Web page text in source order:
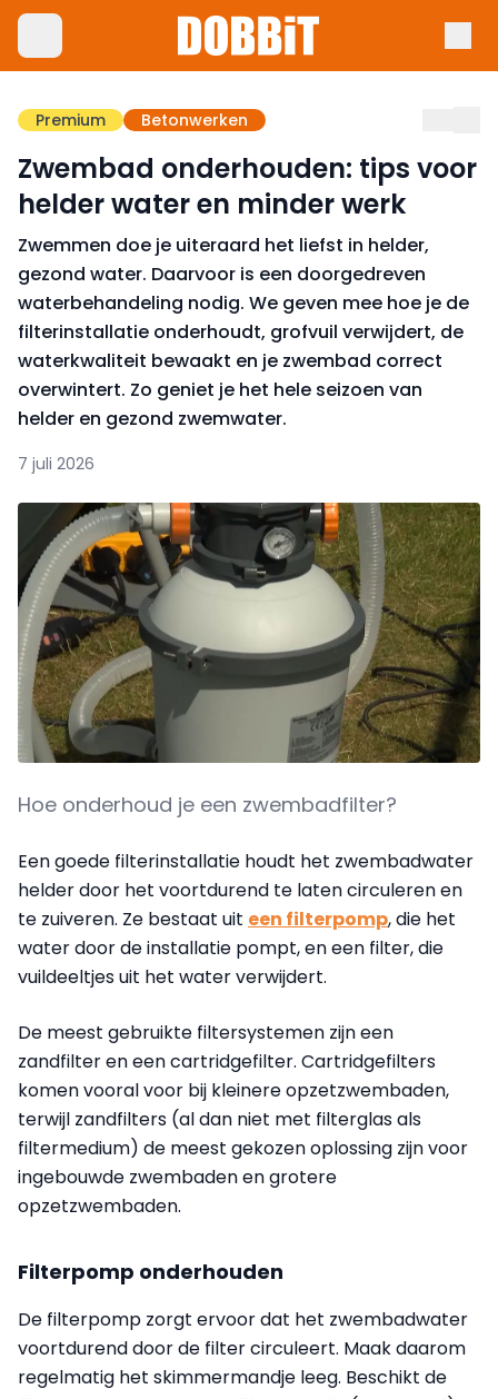
Premium Betonwerken
Zwembad onderhouden: tips voor
helder water en minder werk
Zwemmen doe je uiteraard het liefst in helder,
gezond water. Daarvoor is een doorgedreven
waterbehandeling nodig. We geven mee hoe je de
filterinstallatie onderhoudt, grofvuil verwijdert, de
waterkwaliteit bewaakt en je zwembad correct
overwintert. Zo geniet je het hele seizoen van
helder en gezond zwemwater.
7 juli 2026
Hoe onderhoud je een zwembadfilter?
Een goede filterinstallatie houdt het zwembadwater
helder door het voortdurend te laten circuleren en
te zuiveren. Ze bestaat uit een filterpomp, die het
water door de installatie pompt, en een filter, die
vuildeeltjes uit het water verwijdert.
De meest gebruikte filtersystemen zijn een
zandfilter en een cartridgefilter. Cartridgefilters
komen vooral voor bij kleinere opzetzwembaden,
terwijl zandfilters (al dan niet met filterglas als
filtermedium) de meest gekozen oplossing zijn voor
ingebouwde zwembaden en grotere
opzetzwembaden.
Filterpomp onderhouden
De filterpomp zorgt ervoor dat het zwembadwater
voortdurend door de filter circuleert. Maak daarom
regelmatig het skimmermandje leeg. Beschikt de